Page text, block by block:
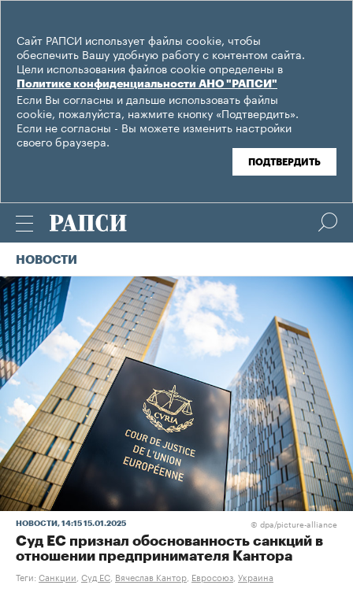
Сайт РАПСИ использует файлы cookie, чтобы
обеспечить Вашу удобную работу с контентом сайта.
Цели использования файлов cookie определены в
Политике конфиденциальности АНО "РАПСИ"
Если Вы согласны и дальше использовать файлы
cookie, пожалуйста, нажмите кнопку «Подтвердить».
Если не согласны - Вы можете изменить настройки
своего браузера.
ПОДТВЕРДИТЬ
НОВОСТИ
НОВОСТИ , 14:15 15.01.2025 © dpa/picture-alliance
Суд ЕС признал обоснованность санкций в
отношении предпринимателя Кантора
Теги: Санкции Суд ЕС Вячеслав Кантор Евросоюз Украина